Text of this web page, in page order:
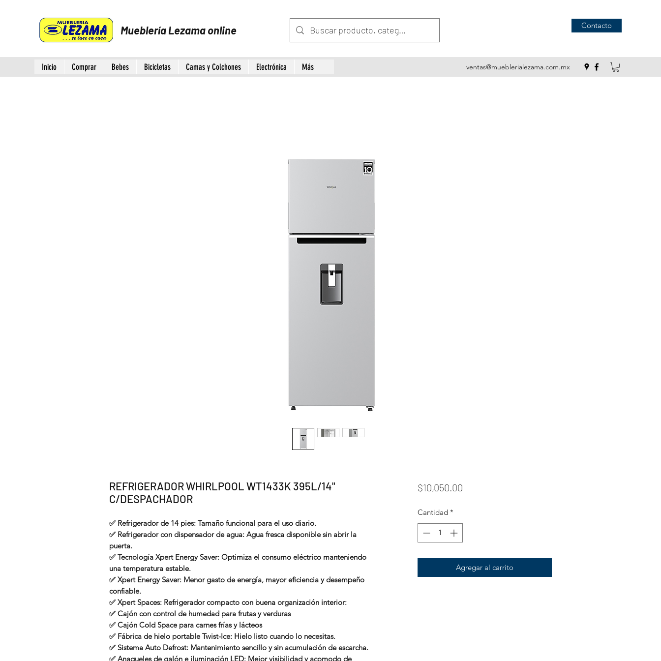
Mueblería Lezama online Contacto
Inicio Comprar Bebes Bicicletas Camas y Colchones Electrónica Más ventas@mueblerialezama.com.mx
REFRIGERADOR WHIRLPOOL WT1433K 395L/14"
C/DESPACHADOR
✅ Refrigerador de 14 pies: Tamaño funcional para el uso diario.
✅ Refrigerador con dispensador de agua: Agua fresca disponible sin abrir la
puerta.
✅ Tecnología Xpert Energy Saver: Optimiza el consumo eléctrico manteniendo
una temperatura estable.
✅ Xpert Energy Saver: Menor gasto de energía, mayor eficiencia y desempeño
confiable.
✅ Xpert Spaces: Refrigerador compacto con buena organización interior:
✅ Cajón con control de humedad para frutas y verduras
✅ Cajón Cold Space para carnes frías y lácteos
✅ Fábrica de hielo portable Twist-Ice: Hielo listo cuando lo necesitas.
✅ Sistema Auto Defrost: Mantenimiento sencillo y sin acumulación de escarcha.
✅ Anaqueles de galón e iluminación LED: Mejor visibilidad y acomodo de
$10,050.00Precio
Cantidad *
Agregar al carrito